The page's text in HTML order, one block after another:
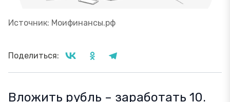
Источник: Моифинансы.рф
Поделиться:
Вложить рубль – заработать 10.